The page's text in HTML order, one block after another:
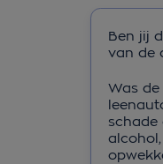
Ben jij
van de
Was
schade